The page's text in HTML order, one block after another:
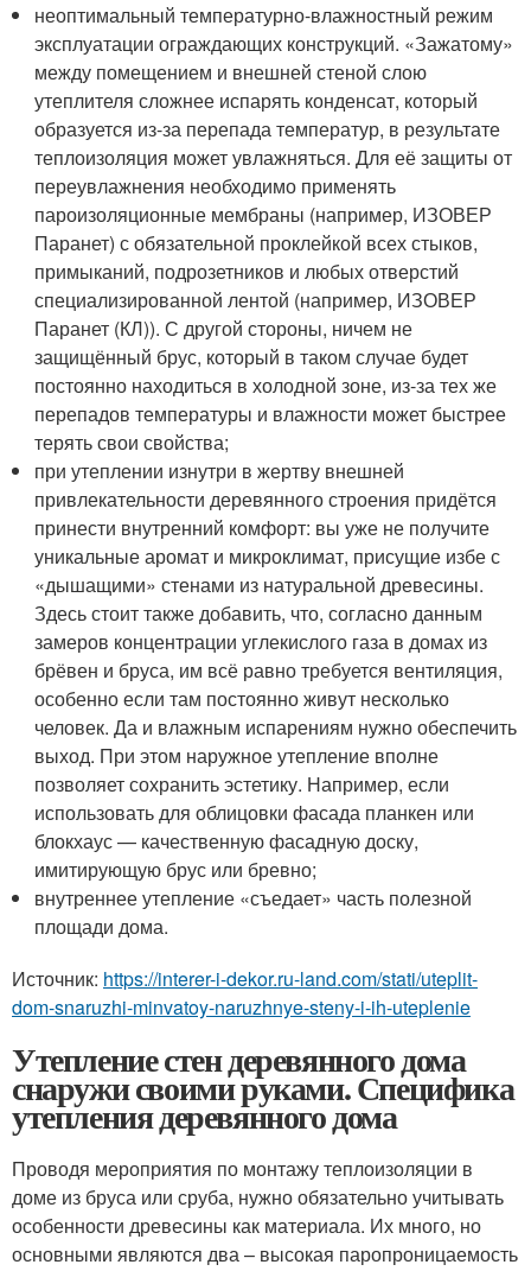
неоптимальный температурно-влажностный режим
эксплуатации ограждающих конструкций. «Зажатому»
между помещением и внешней стеной слою
утеплителя сложнее испарять конденсат, который
образуется из-за перепада температур, в результате
теплоизоляция может увлажняться. Для её защиты от
переувлажнения необходимо применять
пароизоляционные мембраны (например, ИЗОВЕР
Паранет) с обязательной проклейкой всех стыков,
примыканий, подрозетников и любых отверстий
специализированной лентой (например, ИЗОВЕР
Паранет (КЛ)). С другой стороны, ничем не
защищённый брус, который в таком случае будет
постоянно находиться в холодной зоне, из-за тех же
перепадов температуры и влажности может быстрее
терять свои свойства;
при утеплении изнутри в жертву внешней
привлекательности деревянного строения придётся
принести внутренний комфорт: вы уже не получите
уникальные аромат и микроклимат, присущие избе с
«дышащими» стенами из натуральной древесины.
Здесь стоит также добавить, что, согласно данным
замеров концентрации углекислого газа в домах из
брёвен и бруса, им всё равно требуется вентиляция,
особенно если там постоянно живут несколько
человек. Да и влажным испарениям нужно обеспечить
выход. При этом наружное утепление вполне
позволяет сохранить эстетику. Например, если
использовать для облицовки фасада планкен или
блокхаус — качественную фасадную доску,
имитирующую брус или бревно;
внутреннее утепление «съедает» часть полезной
площади дома.
Источник: https://interer-i-dekor.ru-land.com/stati/uteplit-
dom-snaruzhi-minvatoy-naruzhnye-steny-i-ih-uteplenie
Утепление стен деревянного дома
снаружи своими руками. Специфика
утепления деревянного дома
Проводя мероприятия по монтажу теплоизоляции в
доме из бруса или сруба, нужно обязательно учитывать
особенности древесины как материала. Их много, но
основными являются два – высокая паропроницаемость